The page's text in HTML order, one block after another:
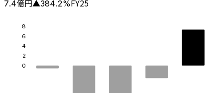
7.4億円▲384.2%FY25
0
2
4
6
8